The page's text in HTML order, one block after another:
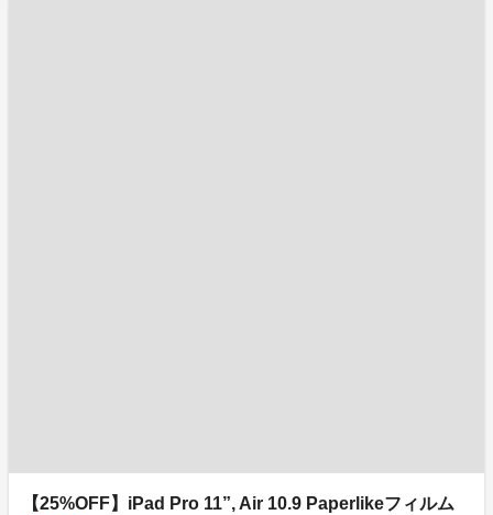
【25%OFF】iPad Pro 11”, Air 10.9 Paperlikeフィルム